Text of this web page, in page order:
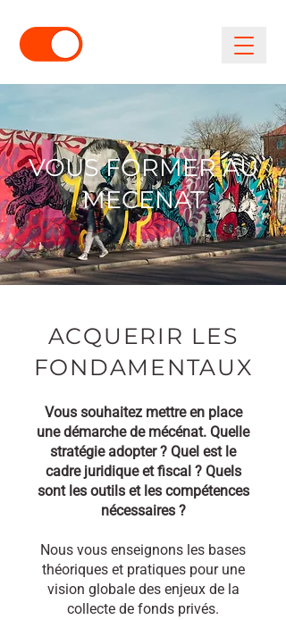
VOUS FORMER AU
MECENAT
ACQUERIR LES
FONDAMENTAUX
Vous souhaitez mettre en place
une démarche de mécénat. Quelle
stratégie adopter ? Quel est le
cadre juridique et fiscal ? Quels
sont les outils et les compétences
nécessaires ?
Nous vous enseignons les bases
théoriques et pratiques pour une
vision globale des enjeux de la
collecte de fonds privés.